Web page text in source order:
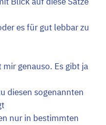
es für gut lebbar zu
mir genauso. Es gibt ja
diesen sogenannten
nur in bestimmten